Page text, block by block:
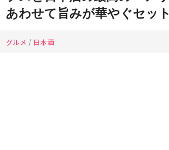
あわせて旨みが華やぐセット
グルメ / 日本酒